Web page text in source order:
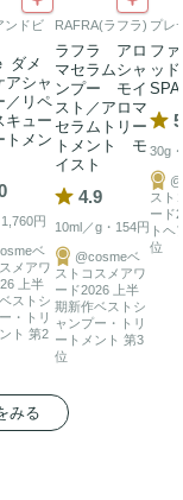
、わたしらしく。
諦めないで欲し
楽しむ。
チン*3を高配合。
ました。さらに、
アイテムに合わせ
トにケアすること
まりがよみがえ
が漏れ、おもわず
ジをあきらめな
修体験。
ンドビ
ダメ
アシャ
／リペ
キュー
トメン
円
ベ
メアワ
上半
ストシ
・トリ
ト 第2
RAFRA(ラフラ)
ラフラ アロ
マセラムシャ
ンプー モイ
スト／アロマ
セラムトリー
トメント モ
イスト
4.9
10ml／g・154円
@cosmeベ
ストコスメアワ
ード2026 上半
期新作ベストシ
ャンプー・トリ
ートメント 第3
位
プレ
フ
ッ
30g
スト
ード
トヘ
位
みる